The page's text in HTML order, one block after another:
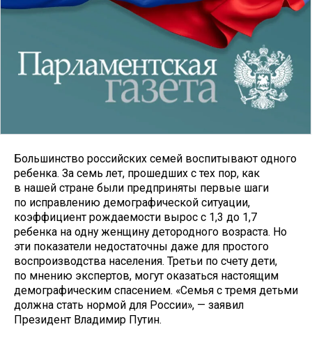
Большинство российских семей воспитывают одного
ребенка. За семь лет, прошедших с тех пор, как
в нашей стране были предприняты первые шаги
по исправлению демографической ситуации,
коэффициент рождаемости вырос с 1,3 до 1,7
ребенка на одну женщину детородного возраста. Но
эти показатели недостаточны даже для простого
воспроизводства населения. Третьи по счету дети,
по мнению экспертов, могут оказаться настоящим
демографическим спасением. «Семья с тремя детьми
должна стать нормой для России», — заявил
Президент Владимир Путин.